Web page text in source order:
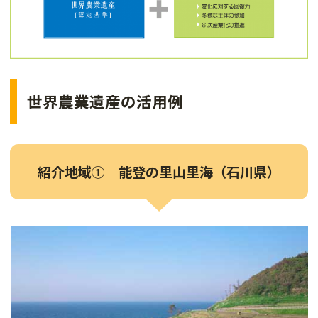
世界農業遺産の活用例
紹介地域① 能登の里山里海（石川県）